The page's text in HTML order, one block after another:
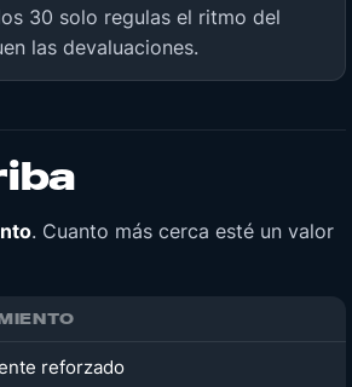
30 solo regulas el ritmo del
las devaluaciones.
. Cuanto más cerca esté un valor
reforzado